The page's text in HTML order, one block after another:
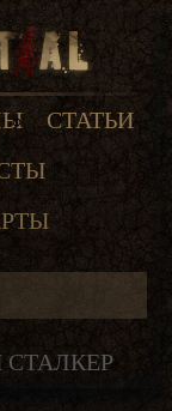
СТАТЬИ
СТАЛКЕР